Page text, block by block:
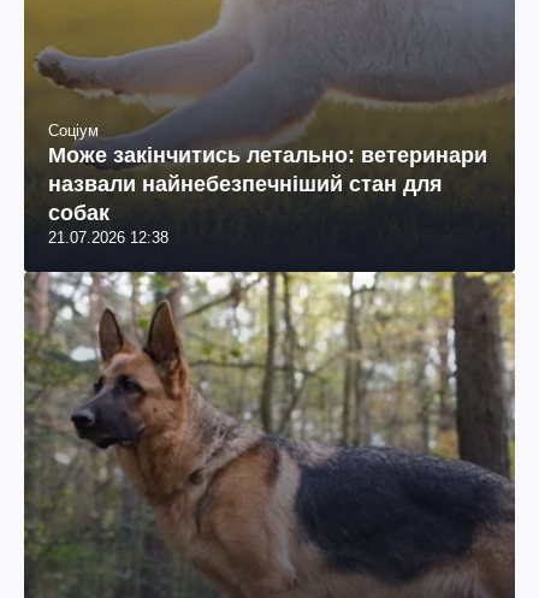
Соціум
Може закінчитись летально: ветеринари
назвали найнебезпечніший стан для
собак
21.07.2026 12:38